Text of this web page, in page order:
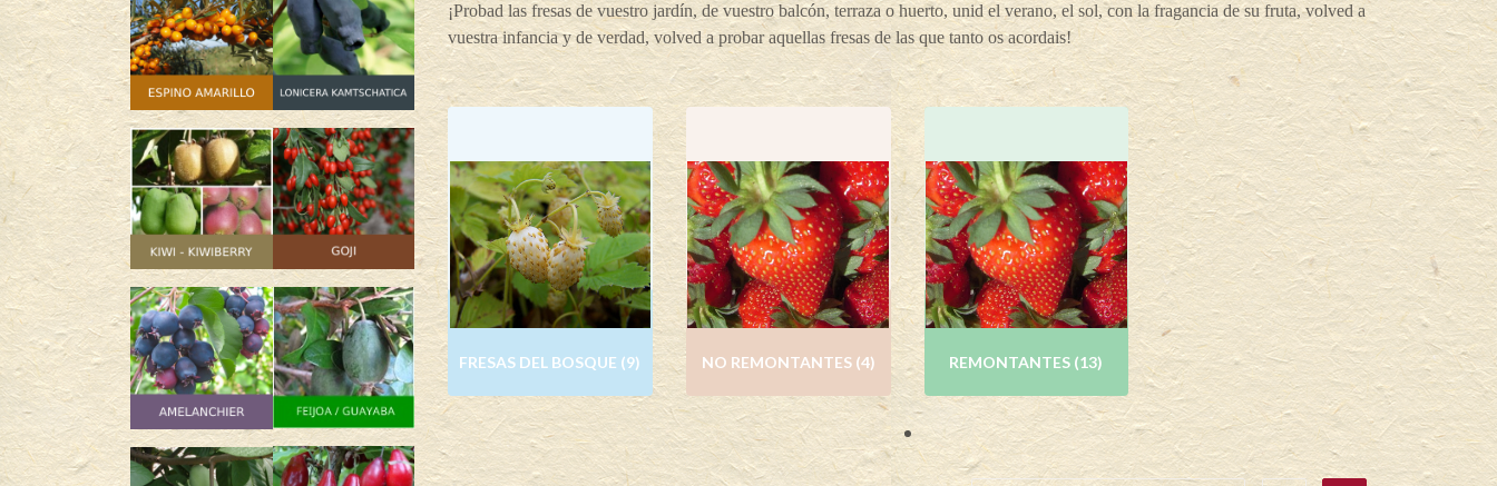
¡Probad las fresas de vuestro jardín, de vuestro balcón, terraza o huerto, unid el verano, el sol, con la fragancia de su fruta, volved a
vuestra infancia y de verdad, volved a probar aquellas fresas de las que tanto os acordais!
FRESAS DEL BOSQUE (9) NO REMONTANTES (4) REMONTANTES (13)